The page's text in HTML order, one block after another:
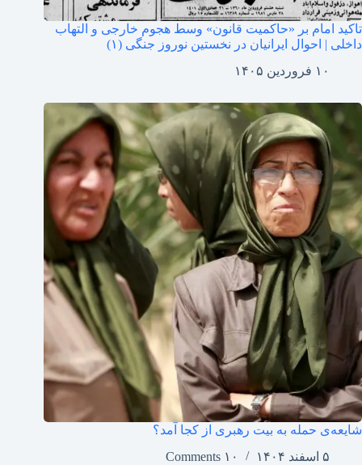
تاکید امام بر «حاکمیت قانون» وسط هجوم خارجی و التهاب
داخلی | احوال ایرانیان در نخستین نوروز جنگی (۱)
۱۰ فروردین ۱۴۰۵
شایعه‌ی حمله به بیت رهبری از کجا آمد؟
۵ اسفند ۱۴۰۴
۱۰ Comments